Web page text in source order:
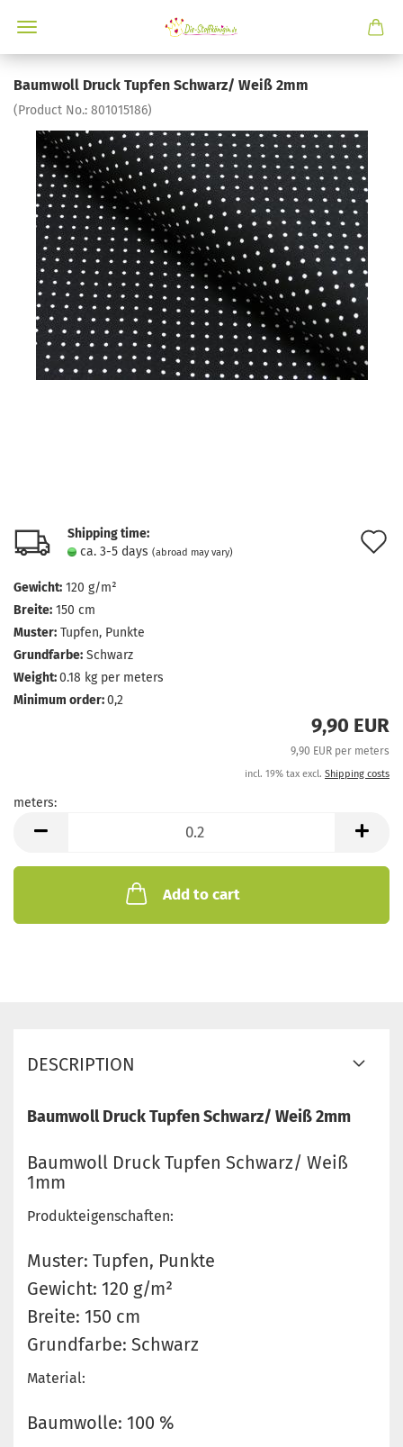
Baumwoll Druck Tupfen Schwarz/ Weiß 2mm
(Product No.: 801015186)
Shipping time:
ca. 3-5 days (abroad may vary)
Gewicht: 120 g/m²
Breite: 150 cm
Muster: Tupfen, Punkte
Grundfarbe: Schwarz
Weight:0.18 kg per meters
Minimum order:0,2
9,90 EUR
9,90 EUR per meters
incl. 19% tax excl. Shipping costs
meters:
Add to cart
DESCRIPTION
Baumwoll Druck Tupfen Schwarz/ Weiß 2mm
Baumwoll Druck Tupfen Schwarz/ Weiß
1mm
Produkteigenschaften:
Muster: Tupfen, Punkte
Gewicht: 120 g/m²
Breite: 150 cm
Grundfarbe: Schwarz
Material:
Baumwolle: 100 %